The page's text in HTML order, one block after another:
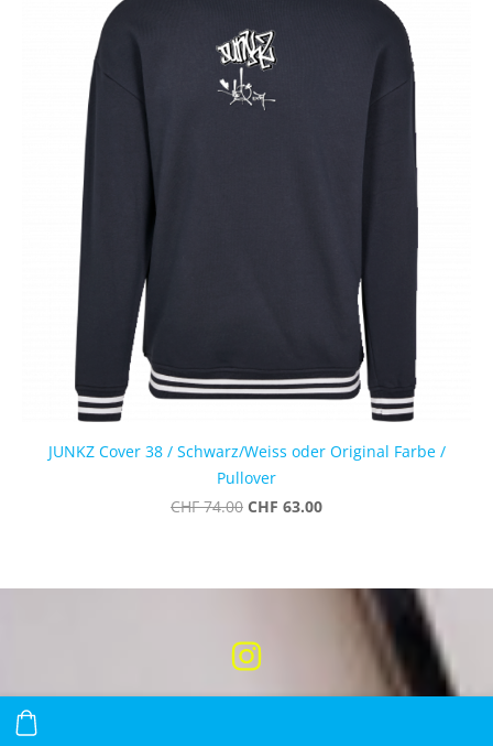
JUNKZ Cover 38 / Schwarz/Weiss oder Original Farbe /
Pullover
CHF 74.00 CHF 63.00